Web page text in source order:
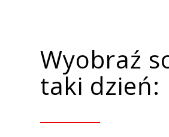
Wyobraź
taki dzień: